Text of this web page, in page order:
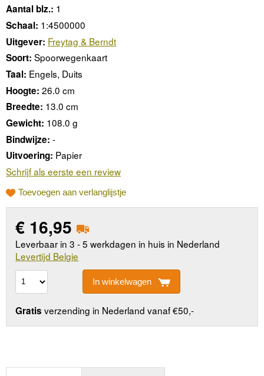
Aantal blz.: 1
Schaal: 1:4500000
Uitgever: Freytag & Berndt
Soort: Spoorwegenkaart
Taal: Engels, Duits
Hoogte: 26.0 cm
Breedte: 13.0 cm
Gewicht: 108.0 g
Bindwijze: -
Uitvoering: Papier
Schrijf als eerste een review
Toevoegen aan verlanglijstje
€ 16,95
Leverbaar in 3 - 5 werkdagen in huis in Nederland
Levertijd Belgie
In winkelwagen
Gratis verzending in Nederland vanaf €50,-